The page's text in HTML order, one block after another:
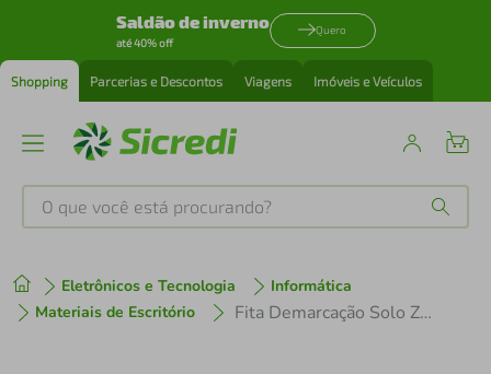
Saldão de inverno
até 40% off
Quero
Shopping Parcerias e Descontos Viagens Imóveis e Veículos
O que você está procurando?
Eletrônicos e Tecnologia
Informática
Materiais de Escritório
Fita Demarcação Solo Zebrada 48mm x 30m VINIK
1º tenis